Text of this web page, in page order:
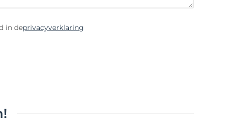
in deprivacyverklaring